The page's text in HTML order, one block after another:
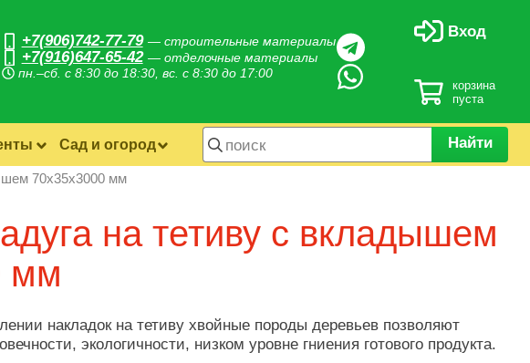
+7(906)742-77-79 — строительные материалы
+7(916)647-65-42 — отделочные материалы
пн.–сб. с 8:30 до 18:30, вс. с 8:30 до 17:00
Вход
корзина
пуста
Сад и огород Найти
70х35х3000 мм
на тетиву с вкладышем
мм
накладок на тетиву хвойные породы деревьев позволяют
экологичности, низком уровне гниения готового продукта.